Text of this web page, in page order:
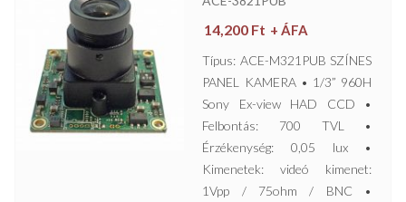
14,200 Ft + ÁFA
Típus: ACE-M321PUB SZÍNES
PANEL KAMERA • 1/3” 960H
Sony Ex-view HAD CCD •
Felbontás: 700 TVL •
Érzékenység: 0,05 lux •
Kimenetek: videó kimenet:
1Vpp / 75ohm / BNC •